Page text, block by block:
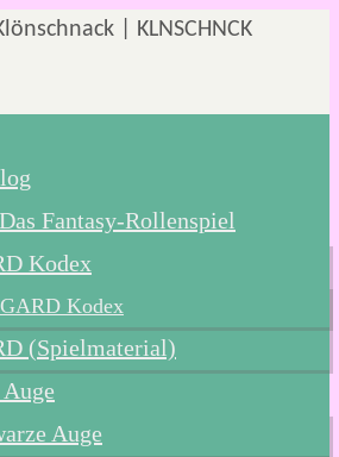
Fantasy-Rollenspiel
Kodex
Kodex
(Spielmaterial)
Auge